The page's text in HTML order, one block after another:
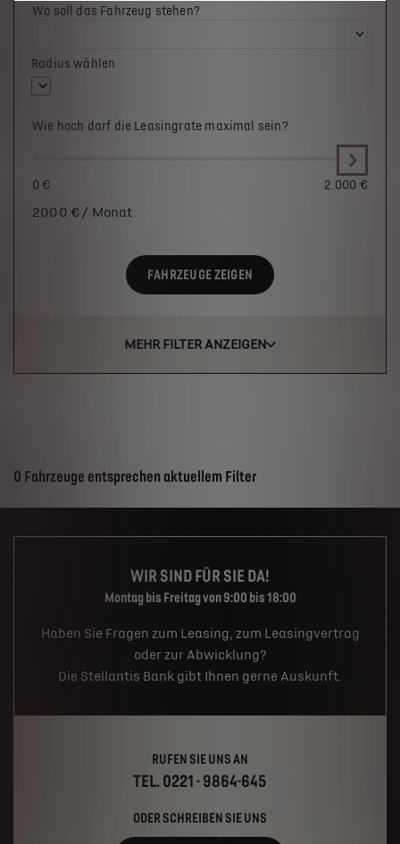
Wo soll das Fahrzeug stehen?
Radius wählen
Wie hoch darf die Leasingrate maximal sein?
0 € 2.000 €
2000 € / Monat
FAHRZEUGE ZEIGEN
MEHR FILTER ANZEIGEN
Suchergebnisse
0 Fahrzeuge entsprechen aktuellem Filter
WIR SIND FÜR SIE DA!
Montag bis Freitag von 9:00 bis 18:00
Haben Sie Fragen zum Leasing, zum Leasingvertrag
oder zur Abwicklung?
Die Stellantis Bank gibt Ihnen gerne Auskunft.
RUFEN SIE UNS AN
TEL. 0221 - 9864-645
ODER SCHREIBEN SIE UNS